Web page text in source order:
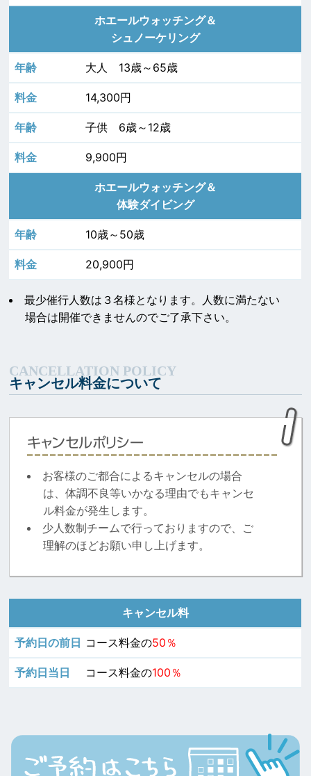
ホエールウォッチング＆
シュノーケリング
大人 13歳～65歳
14,300円
子供 6歳～12歳
9,900円
ホエールウォッチング＆
体験ダイビング
10歳～50歳
20,900円
最少催行人数は３名様となります。人数に満たない
場合は開催できませんのでご了承下さい。
キャンセル料金について
キャンセルポリシー
お客様のご都合によるキャンセルの場合
は、体調不良等いかなる理由でもキャンセ
ル料金が発生します。
少人数制チームで行っておりますので、ご
理解のほどお願い申し上げます。
キャンセル料
コース料金の50％
コース料金の100％